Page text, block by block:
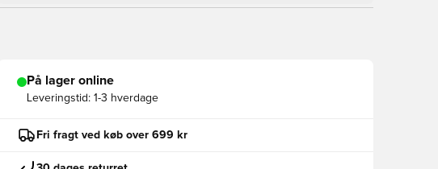
På lager online
Leveringstid: 1-3 hverdage
Fri fragt ved køb over 699 kr